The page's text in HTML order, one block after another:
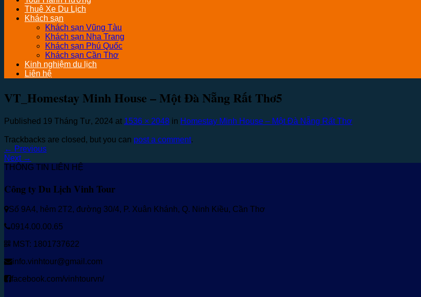
Thuê Xe Du Lịch
Khách sạn
Khách sạn Vũng Tàu
Khách sạn Nha Trang
Khách sạn Phú Quốc
Khách sạn Cần Thơ
Kinh nghiệm du lịch
Liên hệ
VT_Homestay Minh House – Một Đà Nẵng Rất Thơ5
Published 19 Tháng Tư, 2024 at 1536 × 2048 in Homestay Minh House – Một Đà Nẵng Rất Thơ
Trackbacks are closed, but you can post a comment.
← Previous
Next →
THÔNG TIN LIÊN HỆ
Công ty Du Lịch Vinh Tour
Số 9A4, hẻm 2T2, đường 30/4, P. Xuân Khánh, Q. Ninh Kiều, Cần Thơ
0914.00.00.65
MST: 1801737622
info.vinhtour@gmail.com
facebook.com/vinhtourvn/